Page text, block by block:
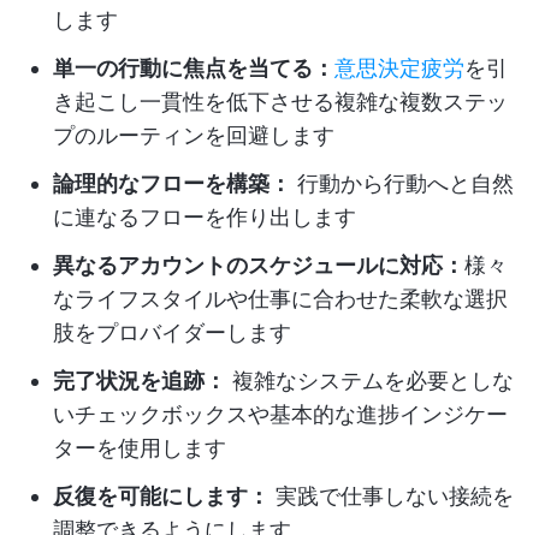
します
単一の行動に焦点を当てる： 意思決定疲労を引
き起こし一貫性を低下させる複雑な複数ステッ
プのルーティンを回避します
論理的なフローを構築： 行動から行動へと自然
に連なるフローを作り出します
異なるアカウントのスケジュールに対応： 様々
なライフスタイルや仕事に合わせた柔軟な選択
肢をプロバイダーします
完了状況を追跡： 複雑なシステムを必要としな
いチェックボックスや基本的な進捗インジケー
ターを使用します
反復を可能にします： 実践で仕事しない接続を
調整できるようにします